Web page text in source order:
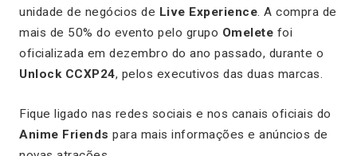
unidade de negócios de Live Experience. A compra de
mais de 50% do evento pelo grupo Omelete foi
oficializada em dezembro do ano passado, durante o
Unlock CCXP24, pelos executivos das duas marcas.
Fique ligado nas redes sociais e nos canais oficiais do
Anime Friends para mais informações e anúncios de